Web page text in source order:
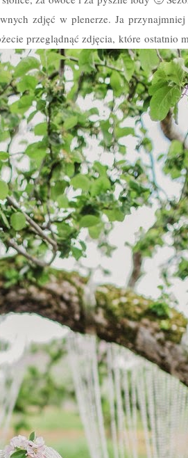
ŚLUBNE
CEREMONIA I WESELE
MENU I TORT WESELNY
zdjęć w plenerze. Ja
przeglądnąć zdjęcia, które ostatnio